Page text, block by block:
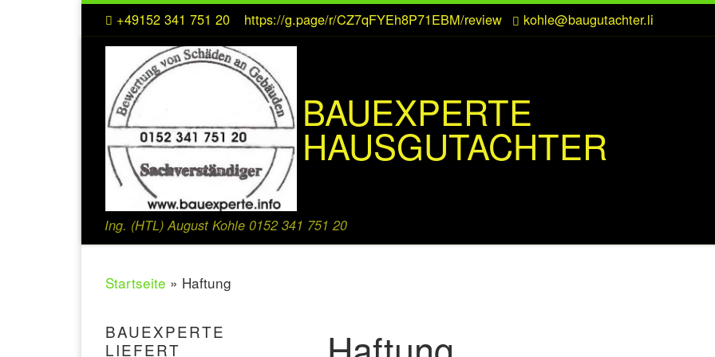
Zum Inhalt springen+49152 341 751 20 https://g.page/r/CZ7qFYEh8P71EBM/review kohle@baugutachter.li
BAUEXPERTE
HAUSGUTACHTER
Ing. (HTL) August Kohle 0152 341 751 20
Startseite » Haftung
BAUEXPERTE
LIEFERT